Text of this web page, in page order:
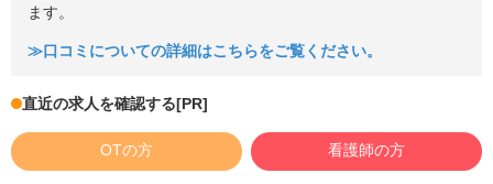
ます。
≫口コミについての詳細はこちらをご覧ください。
直近の求人を確認する[PR]
OTの方 看護師の方